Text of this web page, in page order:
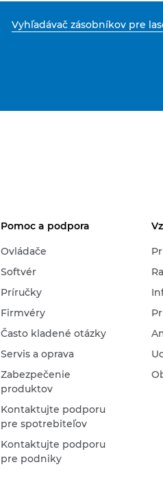
Vyhľadávač zásobníkov pre
Pomoc a podpora
Ovládače
Softvér
Príručky
Firmvéry
Často kladené otázky
Servis a oprava
Zabezpečenie
produktov
Kontaktujte podporu
pre spotrebiteľov
Kontaktujte podporu
pre podniky